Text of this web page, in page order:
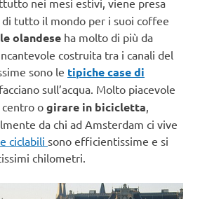
nei mesi estivi, viene presa
di tutto il mondo per i suoi coffee
olandese ha molto di più da
costruita tra i canali del
sono le tipiche case di
sull’acqua. Molto piacevole
centro o girare in bicicletta,
da chi ad Amsterdam ci vive
ciclabili sono efficientissime e si
chilometri.